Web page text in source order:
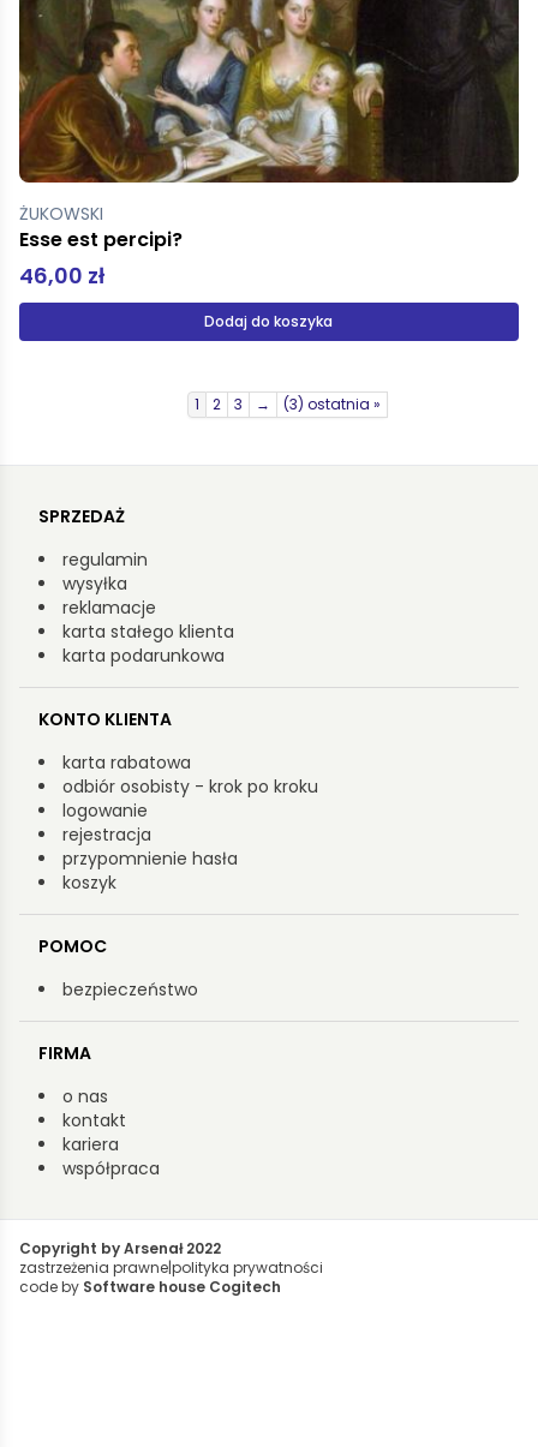
ŻUKOWSKI
Esse est percipi?
46,00 zł
Dodaj do koszyka
1 2 3 → (3) ostatnia »
SPRZEDAŻ
regulamin
wysyłka
reklamacje
karta stałego klienta
karta podarunkowa
KONTO KLIENTA
karta rabatowa
odbiór osobisty - krok po kroku
logowanie
rejestracja
przypomnienie hasła
koszyk
POMOC
bezpieczeństwo
FIRMA
o nas
kontakt
kariera
współpraca
Copyright by Arsenał 2022
zastrzeżenia prawne|polityka prywatności
code by Software house Cogitech